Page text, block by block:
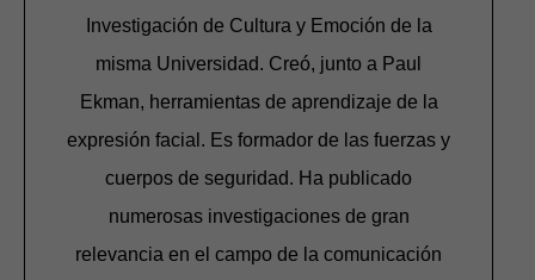
Investigación de Cultura y Emoción de la
misma Universidad. Creó, junto a Paul
Ekman, herramientas de aprendizaje de la
expresión facial. Es formador de las fuerzas y
cuerpos de seguridad. Ha publicado
numerosas investigaciones de gran
relevancia en el campo de la comunicación